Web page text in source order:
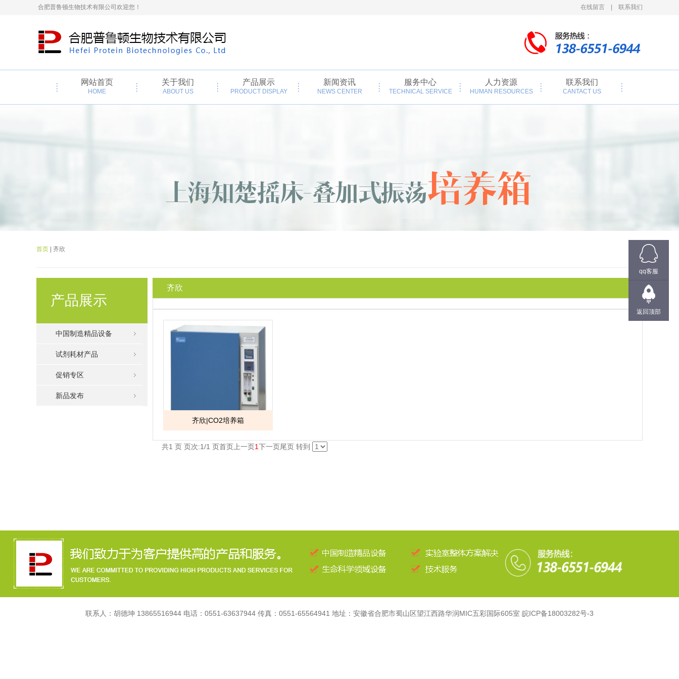
合肥普鲁顿生物技术有限公司欢迎您！ 在线留言 联系我们
网站首页
HOME
关于我们
ABOUT US
产品展示
PRODUCT DISPLAY
新闻资讯
NEWS CENTER
服务中心
TECHNICAL SERVICE
人力资源
HUMAN RESOURCES
联系我们
CANTACT US
首页 | 齐欣
产品展示
中国制造精品设备
试剂耗材产品
促销专区
新品发布
齐欣
齐欣|CO2培养箱
共1 页 页次:1/1 页首页 上一页1下一页尾页 转到
联系人：胡德坤 13865516944 电话：0551-63637944 传真：0551-65564941 地址：安徽省合肥市蜀山区望江西路华润MIC五彩国际605室 皖ICP备18003282号-3
qq客服
返回顶部